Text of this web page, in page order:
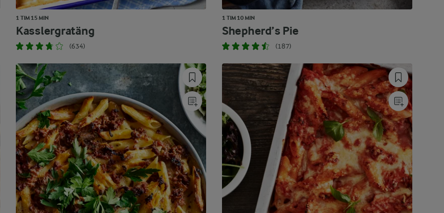
1 TIM 15 MIN
Kasslergratäng
(634)
1 TIM 10 MIN
Shepherd’s Pie
(187)